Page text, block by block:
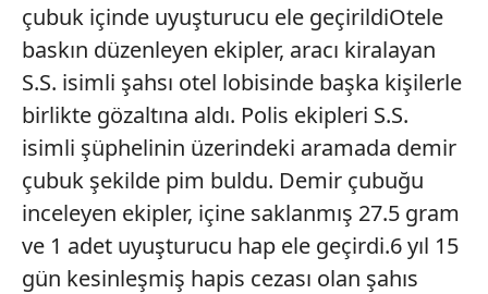
çubuk içinde uyuşturucu ele geçirildiOtele
baskın düzenleyen ekipler, aracı kiralayan
S.S. isimli şahsı otel lobisinde başka kişilerle
birlikte gözaltına aldı. Polis ekipleri S.S.
isimli şüphelinin üzerindeki aramada demir
çubuk şekilde pim buldu. Demir çubuğu
inceleyen ekipler, içine saklanmış 27.5 gram
ve 1 adet uyuşturucu hap ele geçirdi.6 yıl 15
gün kesinleşmiş hapis cezası olan şahıs